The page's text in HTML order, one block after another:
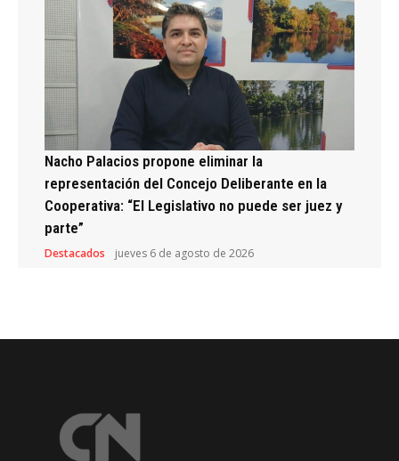
Nacho Palacios propone eliminar la
representación del Concejo Deliberante en la
Cooperativa: “El Legislativo no puede ser juez y
parte”
Destacados jueves 6 de agosto de 2026